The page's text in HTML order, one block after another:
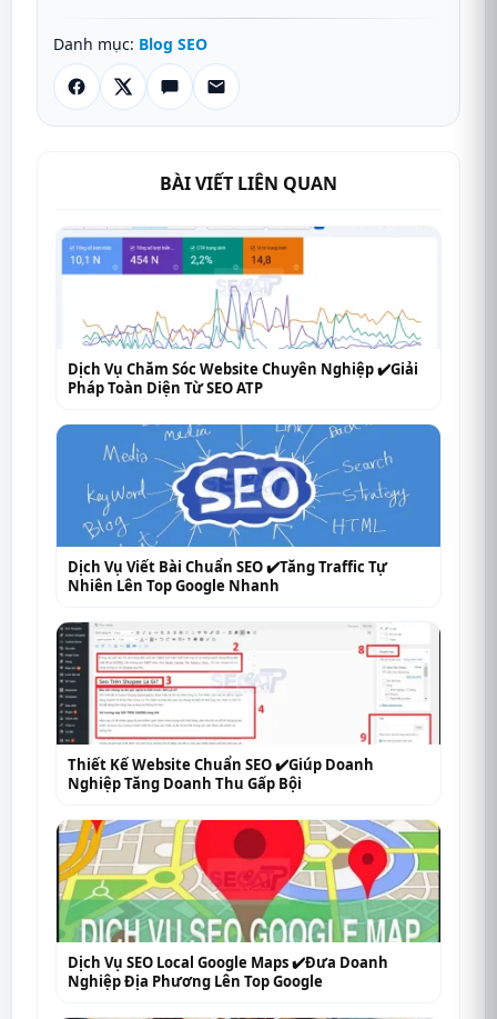
Danh mục: Blog SEO
BÀI VIẾT LIÊN QUAN
Dịch Vụ Chăm Sóc Website Chuyên Nghiệp ✔️Giải
Pháp Toàn Diện Từ SEO ATP
Dịch Vụ Viết Bài Chuẩn SEO ✔️Tăng Traffic Tự
Nhiên Lên Top Google Nhanh
Thiết Kế Website Chuẩn SEO ✔️Giúp Doanh
Nghiệp Tăng Doanh Thu Gấp Bội
Dịch Vụ SEO Local Google Maps ✔️Đưa Doanh
Nghiệp Địa Phương Lên Top Google